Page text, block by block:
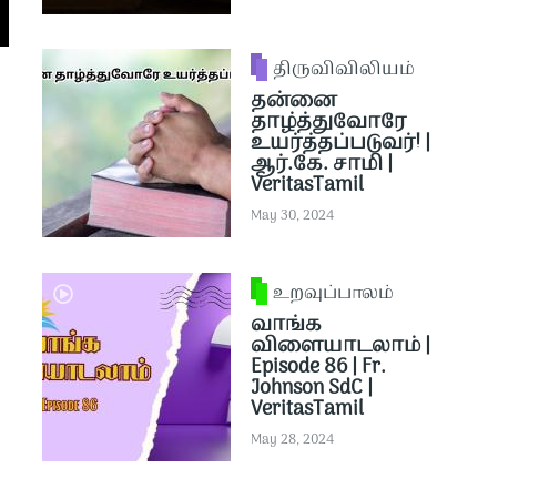
திருவிவிலியம்
தன்னை
தாழ்த்துவோரே
உயர்த்தப்படுவர்! |
ஆர்.கே. சாமி |
VeritasTamil
May 30, 2024
உறவுப்பாலம்
வாங்க
விளையாடலாம் |
Episode 86 | Fr.
Johnson SdC |
VeritasTamil
May 28, 2024